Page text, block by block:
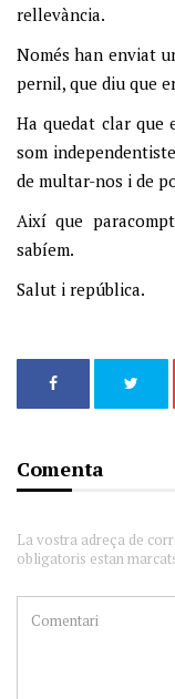
rellevància.
Només han enviat
pernil, que diu que
Ha quedat clar que
som
de multar-nos i de
Així que
sabíem.
Salut i república.
Comenta
La vostra adreça de
obligatoris estan